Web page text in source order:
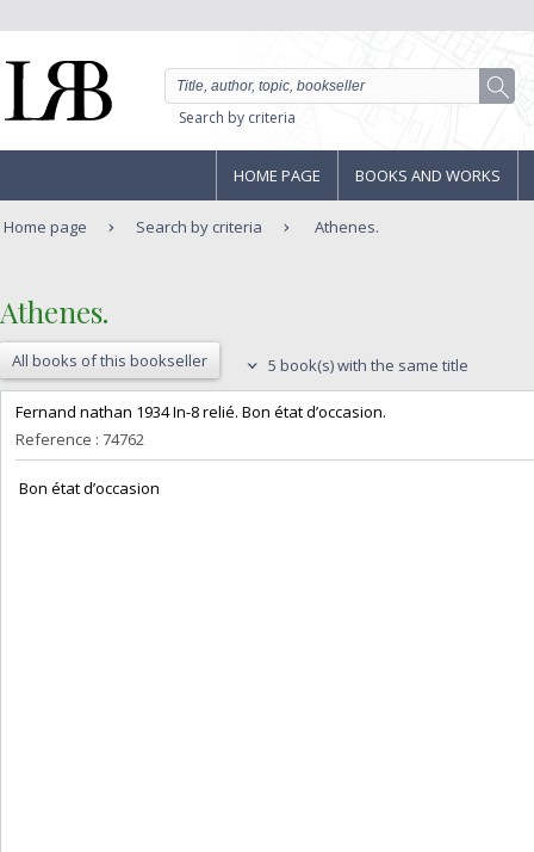
Search by criteria
HOME PAGE BOOKS AND WORKS
Home page Search by criteria Athenes.
‎Athenes.‎
All books of this bookseller 5 book(s) with the same title
‎Fernand nathan 1934 In-8 relié. Bon état d’occasion.‎
Reference : 74762
‎ Bon état d’occasion ‎